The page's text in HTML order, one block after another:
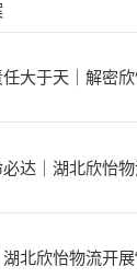
大于天｜解密
达｜湖北欣怡
北欣怡物流开